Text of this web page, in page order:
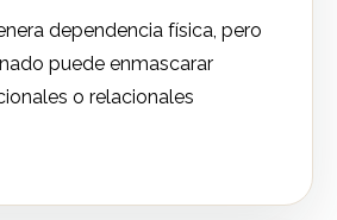
dependencia física, pero
puede enmascarar
o relacionales